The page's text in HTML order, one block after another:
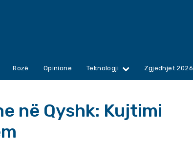
Rozë Opinione Teknologji Zgjedhjet 2026
në Qyshk: Kujtimi